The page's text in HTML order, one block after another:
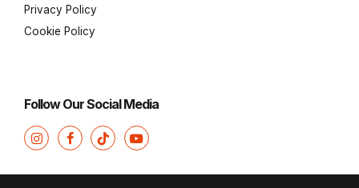
Privacy Policy
Cookie Policy
Follow Our Social Media